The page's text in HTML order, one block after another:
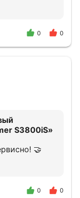
по
обращусь и
0 0
S3800iS»
сервисно! 🤝
0 0